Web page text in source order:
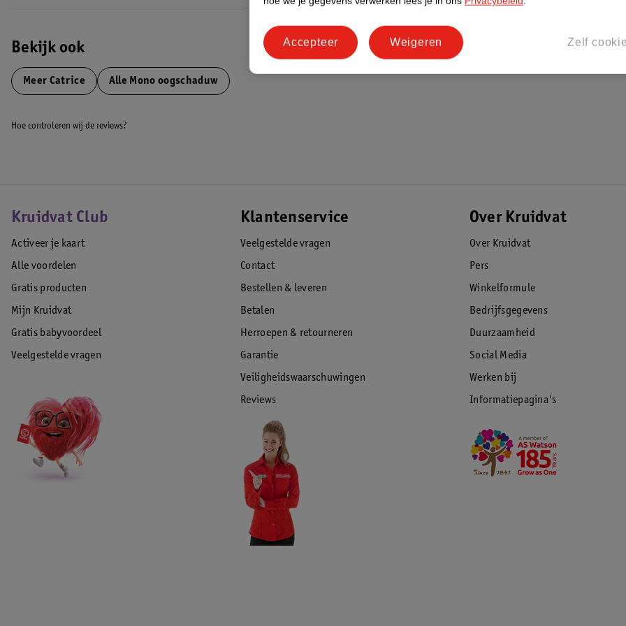
Bekijk ook
Meer Catrice Alle Mono oogschaduw
Hoe controleren wij de reviews?
Kruidvat Club
Activeer je kaart
Alle voordelen
Gratis producten
Mijn Kruidvat
Gratis babyvoordeel
Veelgestelde vragen
Klantenservice
Veelgestelde vragen
Contact
Bestellen & leveren
Betalen
Herroepen & retourneren
Garantie
Veiligheidswaarschuwingen
Reviews
Over Kruidvat
Over Kruidvat
Pers
Winkelformule
Bedrijfsgegevens
Duurzaamheid
Social Media
Werken bij
Informatiepagina's
Zelf
Weigeren
Accepteer